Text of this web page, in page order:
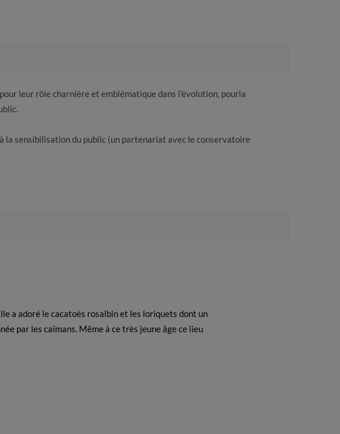
leur rôle charnière et emblématique dans l’évolution, pourla
la sensibilisation du public (un partenariat avec le conservatoire
a adoré le cacatoès rosalbin et les loriquets dont un
par les caïmans. Même à ce très jeune âge ce lieu